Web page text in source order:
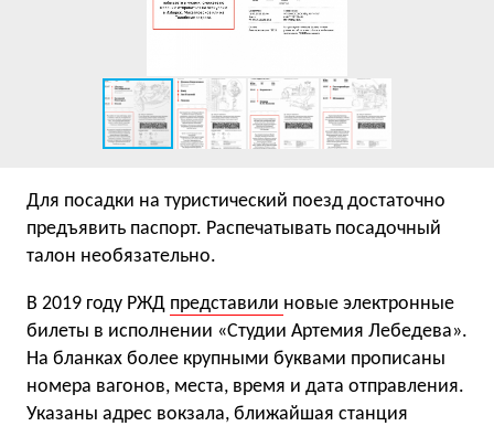
Для посадки на туристический поезд достаточно
предъявить паспорт. Распечатывать посадочный
талон необязательно.
В 2019 году РЖД представили новые электронные
билеты в исполнении «Студии Артемия Лебедева».
На бланках более крупными буквами прописаны
номера вагонов, места, время и дата отправления.
Указаны адрес вокзала, ближайшая станция